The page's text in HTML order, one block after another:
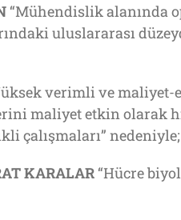
“Mühendislik alanında
uluslararası
verimli ve
maliyet etkin olarak
çalışmaları” nedeniyle;
KARALAR “Hücre